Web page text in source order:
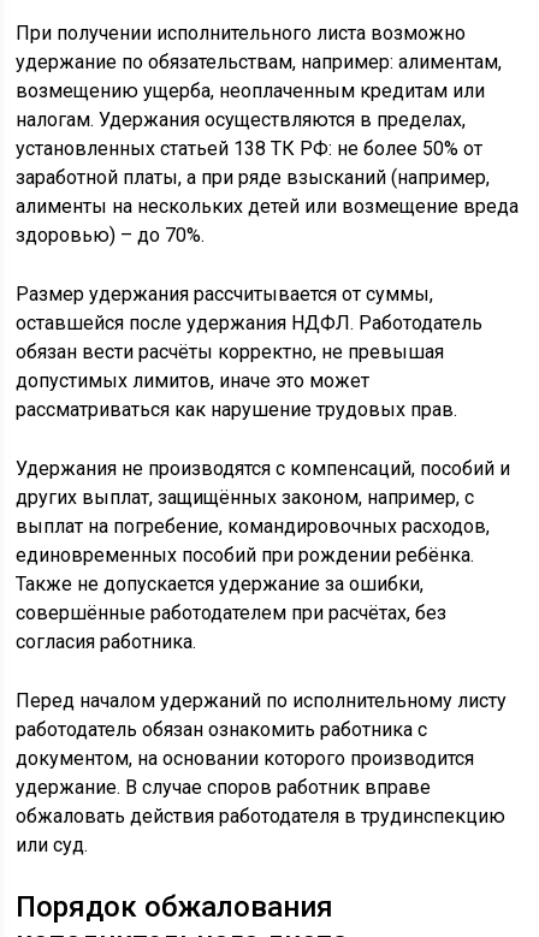
При получении исполнительного листа возможно
удержание по обязательствам, например: алиментам,
возмещению ущерба, неоплаченным кредитам или
налогам. Удержания осуществляются в пределах,
установленных статьей 138 ТК РФ: не более 50% от
заработной платы, а при ряде взысканий (например,
алименты на нескольких детей или возмещение вреда
здоровью) – до 70%.
Размер удержания рассчитывается от суммы,
оставшейся после удержания НДФЛ. Работодатель
обязан вести расчёты корректно, не превышая
допустимых лимитов, иначе это может
рассматриваться как нарушение трудовых прав.
Удержания не производятся с компенсаций, пособий и
других выплат, защищённых законом, например, с
выплат на погребение, командировочных расходов,
единовременных пособий при рождении ребёнка.
Также не допускается удержание за ошибки,
совершённые работодателем при расчётах, без
согласия работника.
Перед началом удержаний по исполнительному листу
работодатель обязан ознакомить работника с
документом, на основании которого производится
удержание. В случае споров работник вправе
обжаловать действия работодателя в трудинспекцию
или суд.
Порядок обжалования